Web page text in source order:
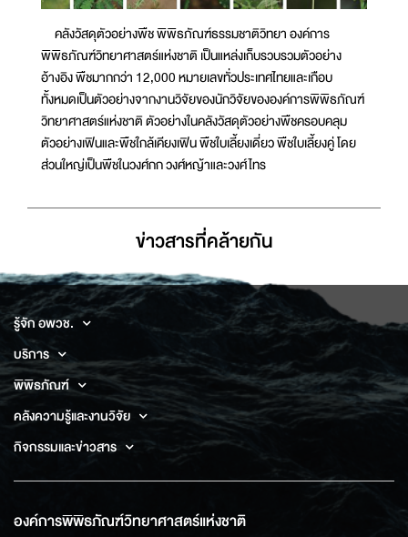
คลังวัสดุตัวอย่างพืช พิพิธภัณฑ์ธรรมชาติวิทยา องค์การ
พิพิธภัณฑ์วิทยาศาสตร์แห่งชาติ เป็นแหล่งเก็บรวบรวมตัวอย่าง
อ้างอิง พืชมากกว่า 12,000 หมายเลขทั่วประเทศไทยและเกือบ
ทั้งหมดเป็นตัวอย่างจากงานวิจัยของนักวิจัยขององค์การพิพิธภัณฑ์
วิทยาศาสตร์แห่งชาติ ตัวอย่างในคลังวัสดุตัวอย่างพืชครอบคลุม
ตัวอย่างเฟินและพืชใกล้เคียงเฟิน พืชใบเลี้ยงเดี่ยว พืชใบเลี้ยงคู่ โดย
ส่วนใหญ่เป็นพืชในวงศ์กก วงศ์หญ้าและวงศ์ไทร
ข่าวสารที่่คล้ายกัน
รู้จัก อพวช.
บริการ
พิพิธภัณฑ์
คลังความรู้และงานวิจัย
กิจกรรมและข่าวสาร
องค์การพิพิธภัณฑ์วิทยาศาสตร์แห่งชาติ